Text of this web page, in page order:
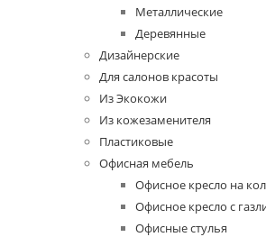
Металлические
Деревянные
Дизайнерские
Для салонов красоты
Из Экокожи
Из кожезаменителя
Пластиковые
Офисная мебель
Офисное кресло на
Офисное кресло с
Офисные стулья